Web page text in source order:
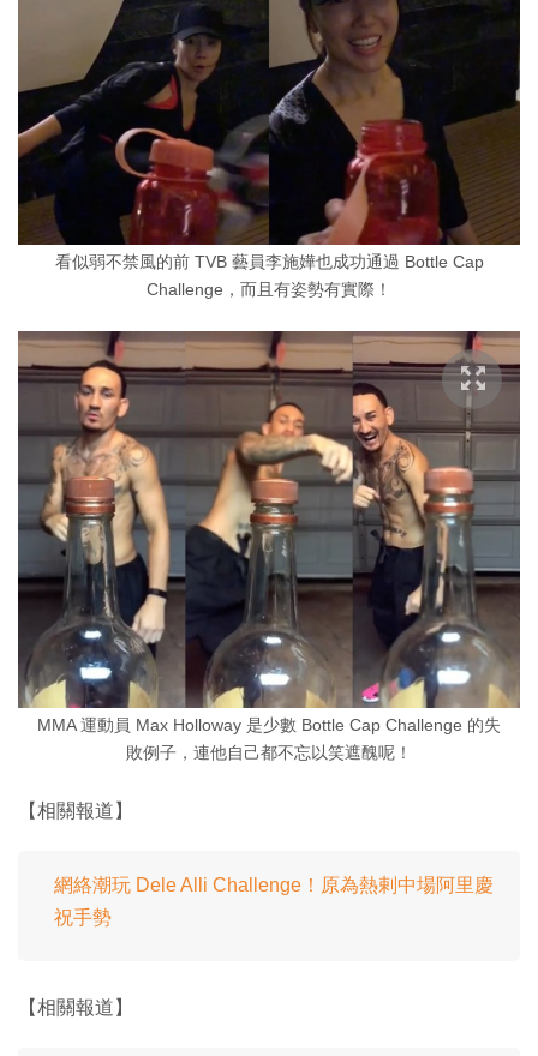
看似弱不禁風的前 TVB 藝員李施嬅也成功通過 Bottle Cap
Challenge，而且有姿勢有實際！
MMA 運動員 Max Holloway 是少數 Bottle Cap Challenge 的失
敗例子，連他自己都不忘以笑遮醜呢！
【相關報道】
網絡潮玩 Dele Alli Challenge！原為熱剌中場阿里慶
祝手勢
【相關報道】